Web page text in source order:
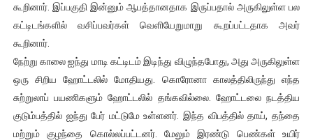
கூறினார். இப்பகுதி இன்னும் ஆபத்தானதாக இருப்பதால் அருகிலுள்ள பல
கட்டிடங்களில் வசிப்பவர்கள் வெளியேறுமாறு கூறப்பட்டதாக அவர்
கூறினார்.
நேற்று காலை ஐந்து மாடி கட்டிடம் இடிந்து விழுந்தபோது, ​​அது அருகிலுள்ள
ஒரு சிறிய ஹோட்டலில் மோதியது. கொரோனா காலத்திலிருந்து எந்த
சுற்றுலாப் பயணிகளும் ஹோட்டலில் தங்கவில்லை. ஹோட்டலை நடத்திய
குடும்பத்தில் ஐந்து பேர் மட்டுமே உள்ளனர். இந்த விபத்தில் தாய், தந்தை
மற்றும் குழந்தை கொல்லப்பட்டனர். மேலும் இரண்டு பெண்கள் உயிர்